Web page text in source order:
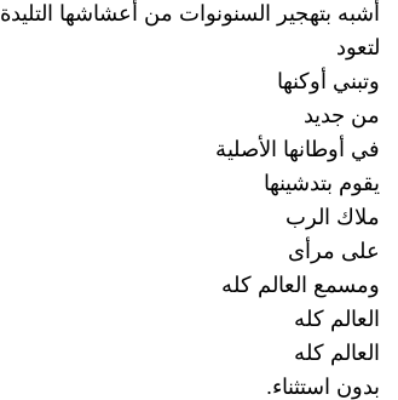
أشبه بتهجير السنونوات من أعشاشها التليدة
لتعود
وتبني أوكنها
من جديد
في أوطانها الأصلية
يقوم بتدشينها
ملاك الرب
على مرأى
ومسمع العالم كله
العالم كله
العالم كله
بدون استثناء.